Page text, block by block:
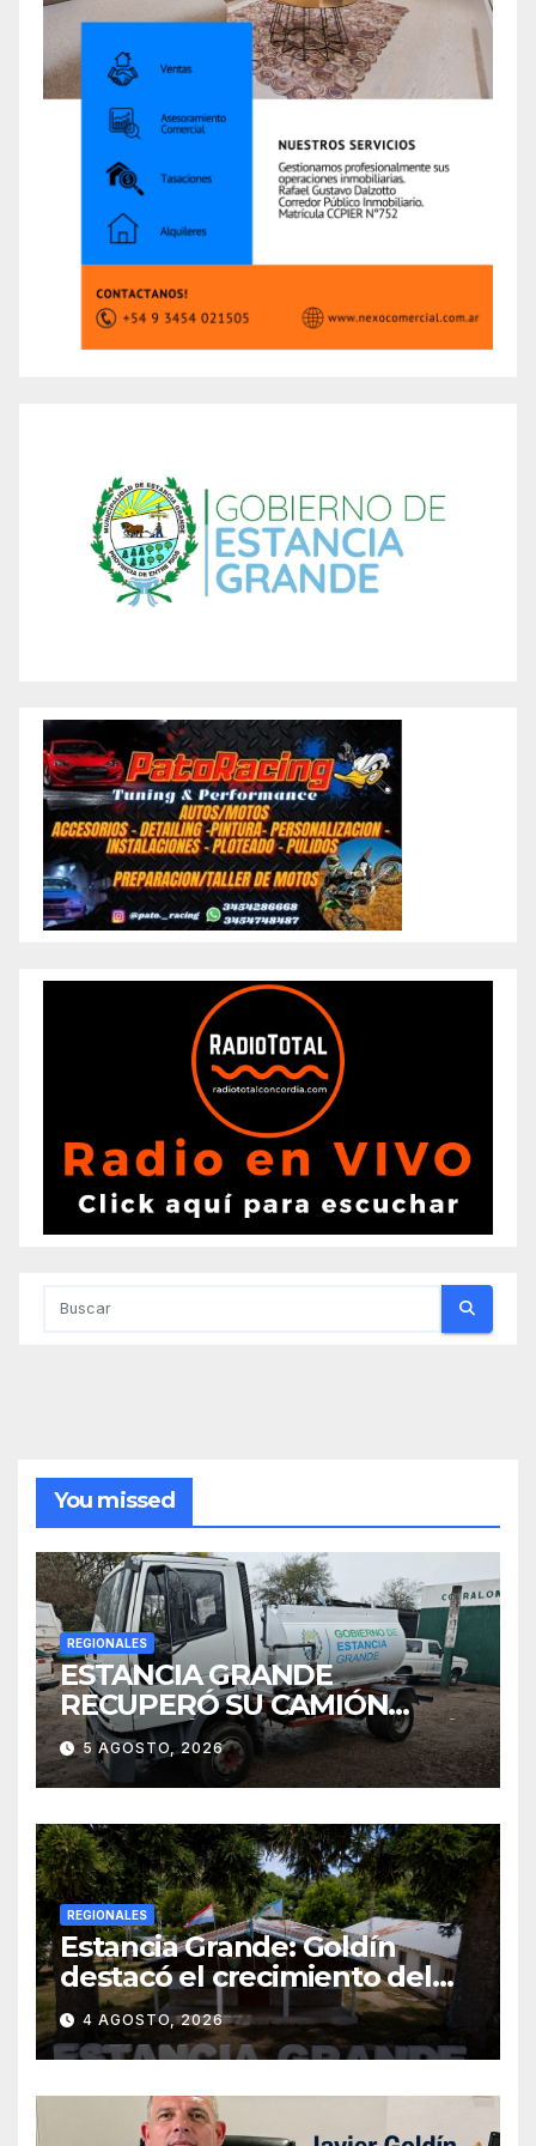
You missed
REGIONALES
ESTANCIA GRANDE
RECUPERÓ SU CAMIÓN
ATMOSFÉRICO Y MEJORARÁ
EL SERVICIO DE
SANEAMIENTO PARA LOS
VECINOS
5 AGOSTO, 2026
REGIONALES
Estancia Grande: Goldín
destacó el crecimiento del
municipio, anunció nuevas
obras y defendió su gestión
frente a las críticas
4 AGOSTO, 2026